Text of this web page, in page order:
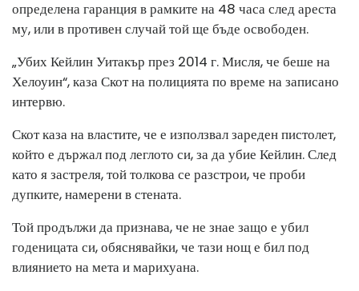
определена гаранция в рамките на 48 часа след ареста
му, или в противен случай той ще бъде освободен.
„Убих Кейлин Уитакър през 2014 г. Мисля, че беше на
Хелоуин“, каза Скот на полицията по време на записано
интервю.
Скот каза на властите, че е използвал зареден пистолет,
който е държал под леглото си, за да убие Кейлин. След
като я застреля, той толкова се разстрои, че проби
дупките, намерени в стената.
Той продължи да признава, че не знае защо е убил
годеницата си, обяснявайки, че тази нощ е бил под
влиянието на мета и марихуана.